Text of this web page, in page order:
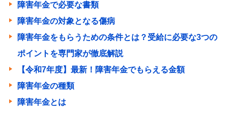
障害年金で必要な書類
障害年金の対象となる傷病
障害年金をもらうための条件とは？受給に必要な3つの
ポイントを専門家が徹底解説
【令和7年度】最新！障害年金でもらえる金額
障害年金の種類
障害年金とは